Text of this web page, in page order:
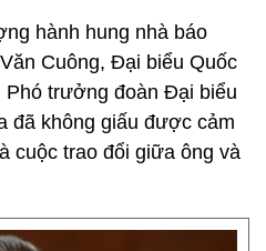
hành hung nhà báo
Cuông, Đại biểu Quốc
Phó trưởng đoàn Đại biểu
đã không giấu được cảm
cuộc trao đổi giữa ông và